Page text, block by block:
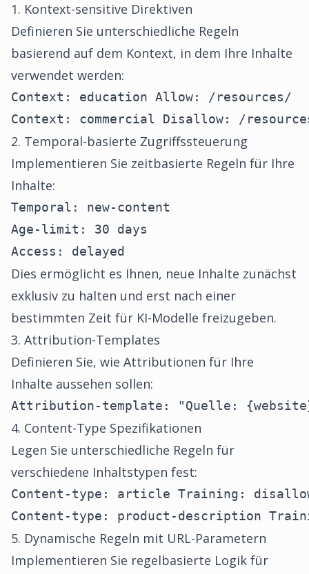
1. Kontext-sensitive Direktiven
Definieren Sie unterschiedliche Regeln
basierend auf dem Kontext, in dem Ihre Inhalte
verwendet werden:
Context: education Allow: /resources/
Context: commercial Disallow: /
2. Temporal-basierte Zugriffssteuerung
Implementieren Sie zeitbasierte Regeln für Ihre
Inhalte:
Temporal: new-content
Age-limit: 30 days
Access: delayed
Dies ermöglicht es Ihnen, neue Inhalte zunächst
exklusiv zu halten und erst nach einer
bestimmten Zeit für KI-Modelle freizugeben.
3. Attribution-Templates
Definieren Sie, wie Attributionen für Ihre
Inhalte aussehen sollen:
Attribution-template: "Quelle:
4. Content-Type Spezifikationen
Legen Sie unterschiedliche Regeln für
verschiedene Inhaltstypen fest:
Content-type: article Training:
Content-type: product-description
5. Dynamische Regeln mit URL-Parametern
Implementieren Sie regelbasierte Logik für